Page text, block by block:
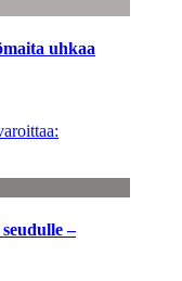
uhkaa
–